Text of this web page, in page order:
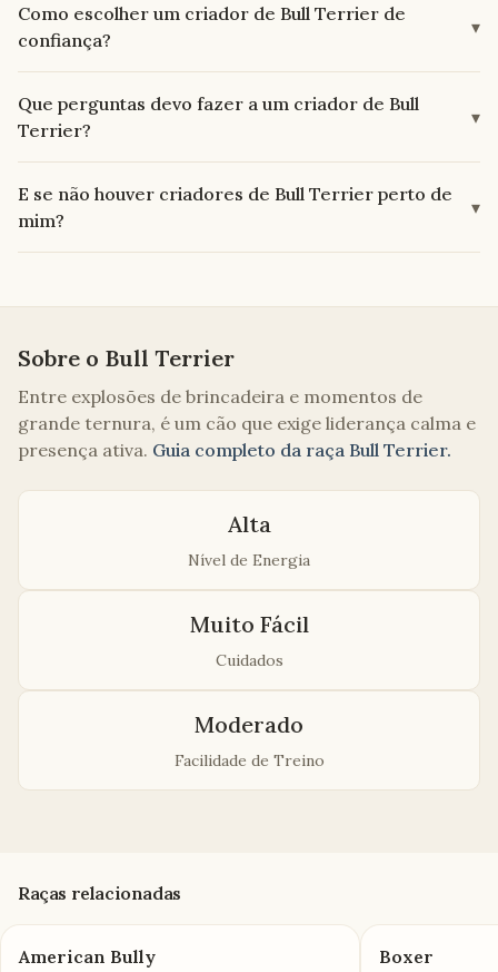
Como escolher um criador de Bull Terrier de
confiança?
▾
Que perguntas devo fazer a um criador de Bull
Terrier?
▾
E se não houver criadores de Bull Terrier perto de
mim?
▾
Sobre o Bull Terrier
Entre explosões de brincadeira e momentos de
grande ternura, é um cão que exige liderança calma e
presença ativa. Guia completo da raça Bull Terrier.
Alta
Nível de Energia
Muito Fácil
Cuidados
Moderado
Facilidade de Treino
Raças relacionadas
American Bully Boxer